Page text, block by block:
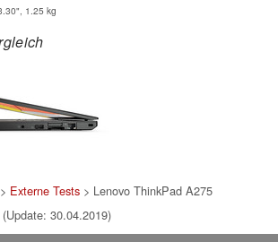
1.25 kg
Externe Tests> Lenovo ThinkPad A275
30.04.2019)